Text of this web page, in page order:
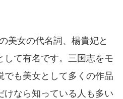
美女の代名詞、楊貴妃と
して有名です。三国志をモ
でも美女として多くの作品
けなら知っている人も多い